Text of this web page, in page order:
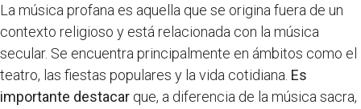
La música profana es aquella que se origina fuera de un
contexto religioso y está relacionada con la música
secular. Se encuentra principalmente en ámbitos como el
teatro, las fiestas populares y la vida cotidiana. Es
importante destacar que, a diferencia de la música sacra,